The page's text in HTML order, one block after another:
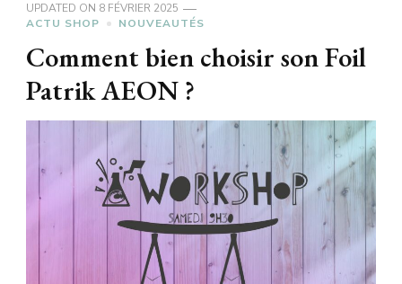
UPDATED ON 8 FÉVRIER 2025
ACTU SHOP
NOUVEAUTÉS
Comment bien choisir son Foil
Patrik AEON ?